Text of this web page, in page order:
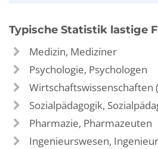
Typische Statistik lastige
Medizin, Mediziner
Psychologie, Psychologen
Wirtschaftswissenschaften
Sozialpädagogik,
Pharmazie, Pharmazeuten
Ingenieurswesen,